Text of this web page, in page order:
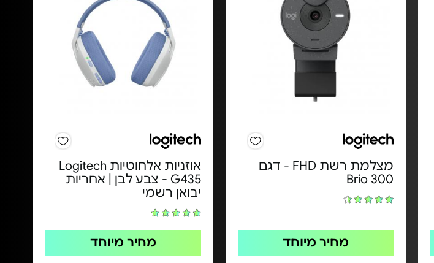
מצלמת רשת FHD - דגם
Brio 300
מחיר מיוחד
אוזניות אלחוטיות Logitech
G435 - צבע לבן | אחריות
יבואן רשמי
מחיר מיוחד